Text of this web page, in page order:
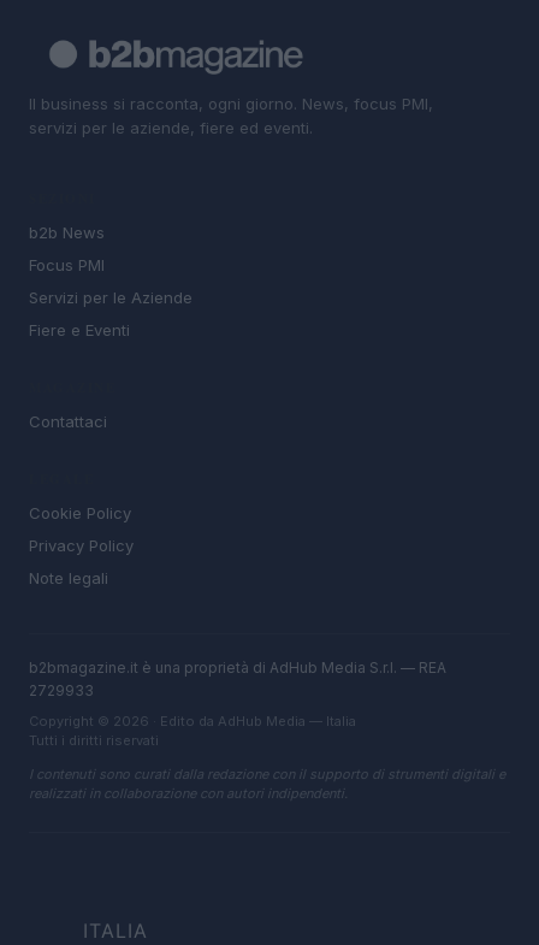
Il business si racconta, ogni giorno. News, focus PMI,
servizi per le aziende, fiere ed eventi.
b2b News
Focus PMI
Servizi per le Aziende
Fiere e Eventi
Contattaci
Cookie Policy
Privacy Policy
Note legali
b2bmagazine.it è una proprietà di AdHub Media S.r.l. — REA
2729933
Copyright © 2026 · Edito da AdHub Media — Italia
Tutti i diritti riservati
I contenuti sono curati dalla redazione con il supporto di strumenti digitali e
realizzati in collaborazione con autori indipendenti.
ITALIA